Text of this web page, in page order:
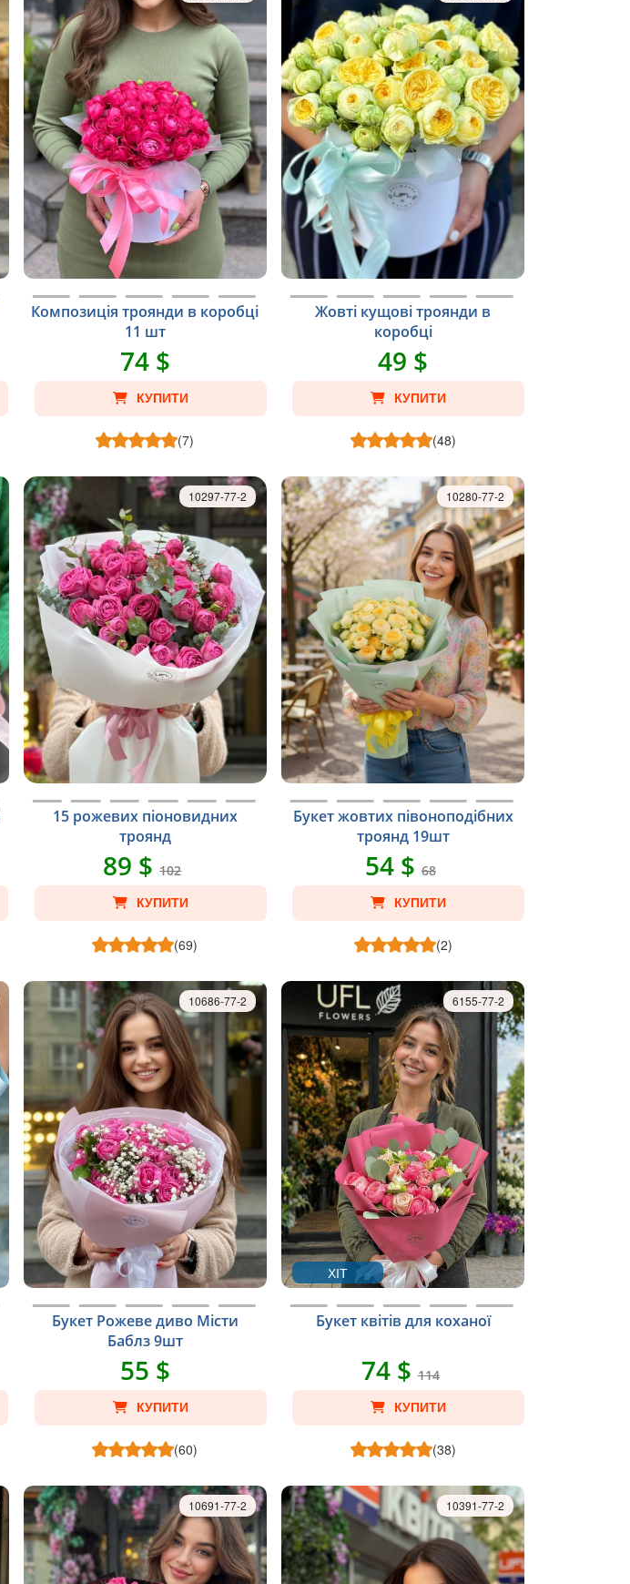
Композиція троянди в коробці
11 шт
74 $
КУПИТИ
(7)
Жовті кущові троянди в
коробці
49 $
КУПИТИ
(48)
15 рожевих піоновидних
троянд
10297-77-2
89 $102
КУПИТИ
(69)
Букет жовтих півоноподібних
троянд 19шт
10280-77-2
54 $68
КУПИТИ
(2)
Букет Рожеве диво Місти
Баблз 9шт
10686-77-2
55 $
КУПИТИ
(60)
ХІТ
Букет квітів для коханої
6155-77-2
74 $114
КУПИТИ
(38)
10691-77-2 10391-77-2